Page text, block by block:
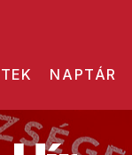
NAPTÁR